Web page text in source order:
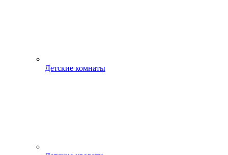
Детские комнаты